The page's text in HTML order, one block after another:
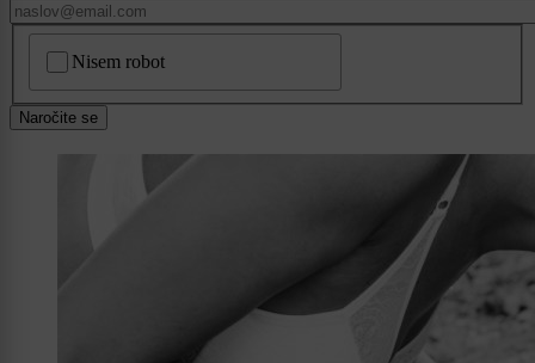
Nisem robot
Naročite se